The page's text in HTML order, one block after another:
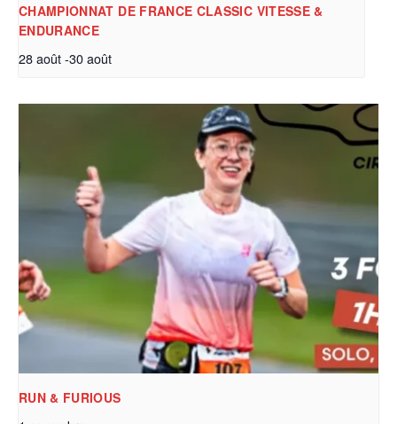
CHAMPIONNAT DE FRANCE CLASSIC VITESSE &
ENDURANCE
28 août-30 août
RUN & FURIOUS